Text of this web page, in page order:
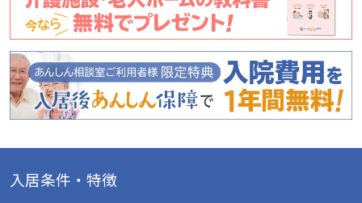
入居条件・特徴